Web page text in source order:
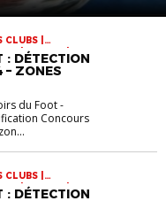
|
| JEUNES | VIE
: DÉTECTION
– ZONES
du Foot -
Concours
|
| JEUNES | VIE
: DÉTECTION